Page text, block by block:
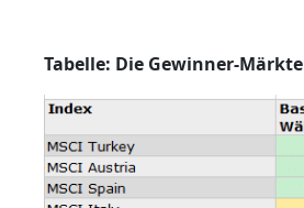
Tabelle: Die Gewinner-